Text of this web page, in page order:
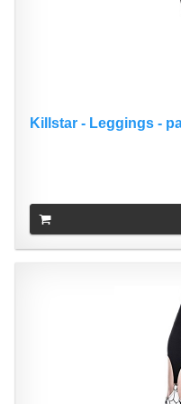
Killstar - Leggings -